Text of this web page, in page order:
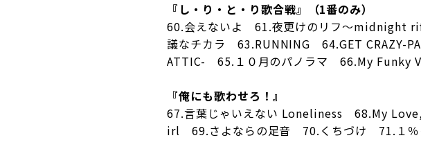
『し・り・と・り歌合戦』（1番のみ）
60.会えないよ 61.夜更けのリフ〜midnight
議なチカラ 63.RUNNING 64.GET CRAZY-
ATTIC- 65.１０月のパノラマ 66.My Funky
『俺にも歌わせろ！』
67.言葉じゃいえない Loneliness 68.My
irl 69.さよならの足音 70.くちづけ 71.１％